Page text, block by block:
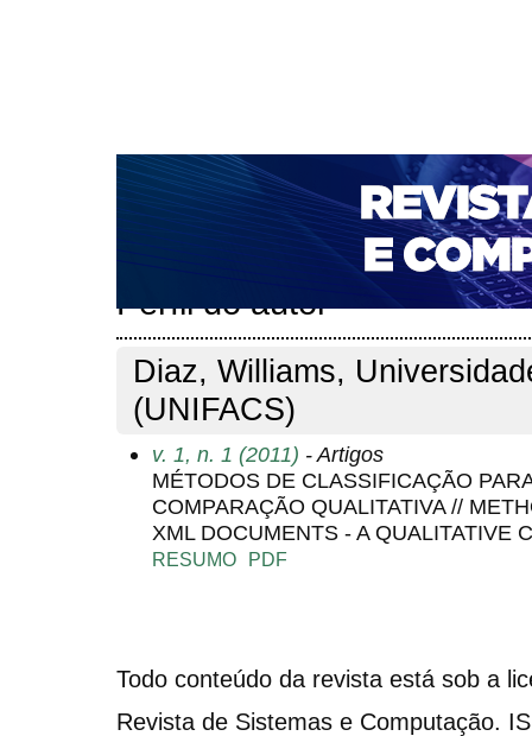
CAPA SOBRE ACESSO CADASTRO
NOTÍCIAS
PORTAL DE REVISTAS DA UNIFACS
PARA AVALIADORES
NOVA SUBMISSÃO
Perfil do autor
Diaz, Williams,
(UNIFACS)
v. 1, n. 1 (2011) - Artigos
MÉTODOS DE CLASSIFICAÇÃO
COMPARAÇÃO QUALITATIVA //
XML DOCUMENTS - A QUALITATIVE
RESUMO PDF
Todo conteúdo da revista está sob a
Revista de Sistemas e Computação.